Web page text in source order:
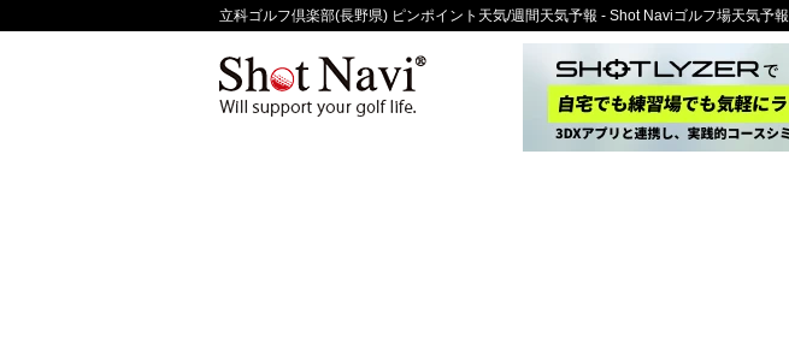
立科ゴルフ倶楽部(長野県) ピンポイント天気/週間天気予報 - Shot Naviゴルフ場天気予報